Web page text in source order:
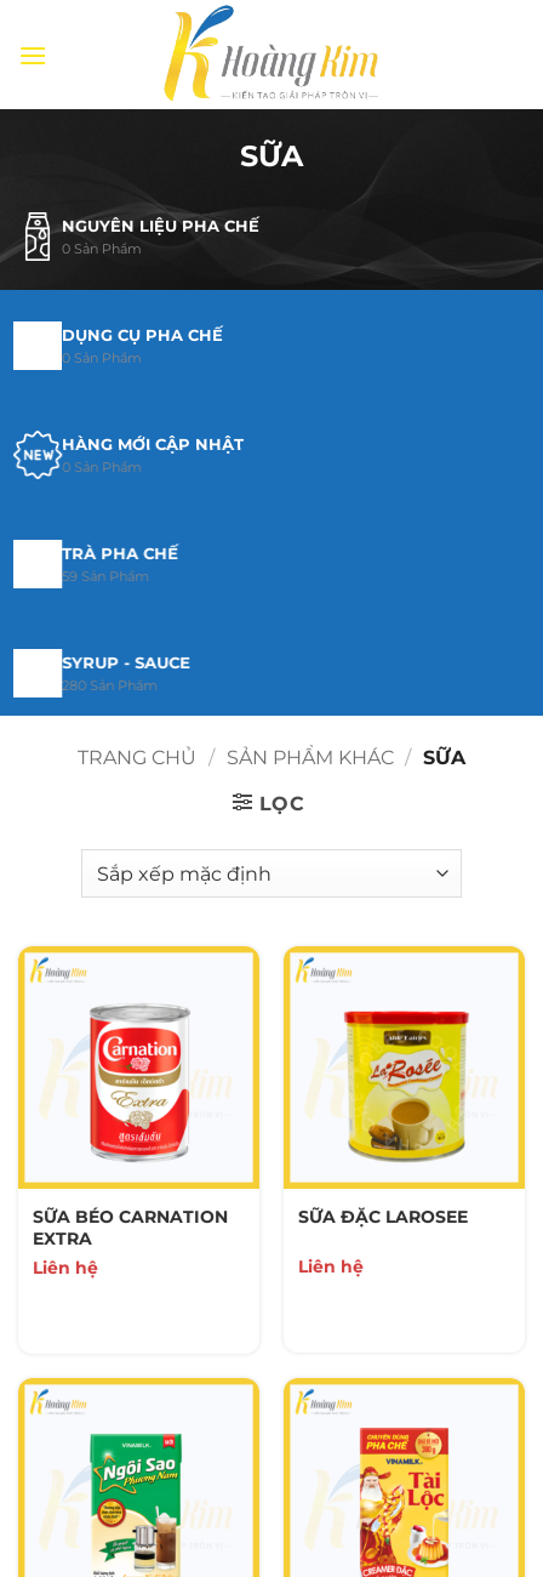
qua
dung
SỮA
NGUYÊN LIỆU PHA CHẾ
0 Sản Phẩm
DỤNG CỤ PHA CHẾ
0 Sản Phẩm
HÀNG MỚI CẬP NHẬT
0 Sản Phẩm
TRÀ PHA CHẾ
59 Sản Phẩm
SYRUP - SAUCE
280 Sản Phẩm
MỨT PHA CHẾ
BỘT PHA CHẾ
23 Sản Phẩm
TOPPING
29 Sản Phẩm
SẢN PHẨM KHÁC
8 Sản Phẩm
KEM PHA CHẾ
0 Sản Phẩm
TRANG CHỦ / SẢN PHẨM KHÁC / SỮA
LỌC
SỮA BÉO CARNATION
EXTRA
Liên hệ
SỮA ĐẶC LAROSEE
Liên hệ